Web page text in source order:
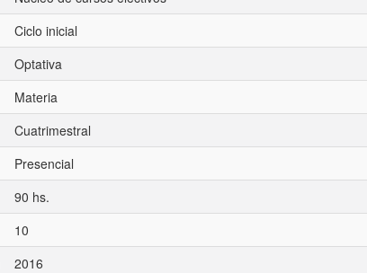
Ciclo inicial
Optativa
Materia
Cuatrimestral
Presencial
90 hs.
10
2016